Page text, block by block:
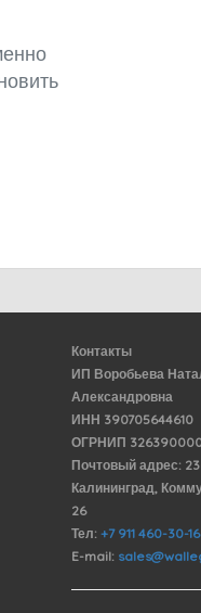
Контакты
ИП Воробьева
Александровна
ИНН 390705644610
ОГРНИП
Почтовый адрес:
Калининград,
26
Тел: +7 911 460-30-16
E-mail: